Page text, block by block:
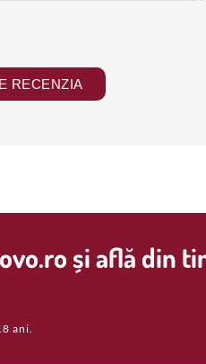
RECENZIA
și află din
ani.